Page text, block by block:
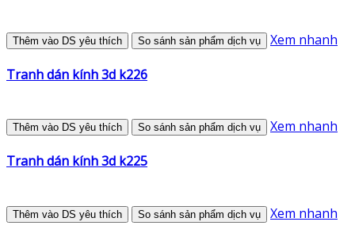
Thêm vào DS yêu thích So sánh sản phẩm dịch vụ Xem nhanh
Tranh dán kính 3d k226
Thêm vào DS yêu thích So sánh sản phẩm dịch vụ Xem nhanh
Tranh dán kính 3d k225
Thêm vào DS yêu thích So sánh sản phẩm dịch vụ Xem nhanh